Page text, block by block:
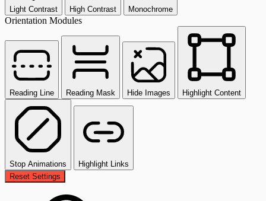
Light Contrast High Contrast Monochrome
Orientation Modules
Reading Line Reading Mask Hide Images Highlight Content
Stop Animations
Highlight Links
Reset Settings